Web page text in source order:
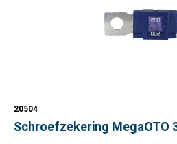
20504
Schroefzekering MegaOTO